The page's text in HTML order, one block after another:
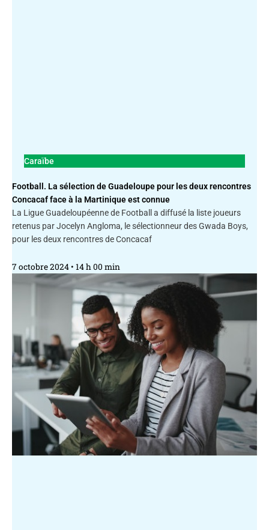
Caraïbe
Football. La sélection de Guadeloupe pour les deux rencontres
Concacaf face à la Martinique est connue
La Ligue Guadeloupéenne de Football a diffusé la liste joueurs
retenus par Jocelyn Angloma, le sélectionneur des Gwada Boys,
pour les deux rencontres de Concacaf
7 octobre 2024 14 h 00 min